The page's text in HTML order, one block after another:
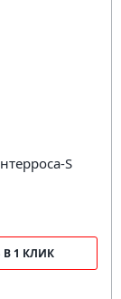
S
В 1 КЛИК